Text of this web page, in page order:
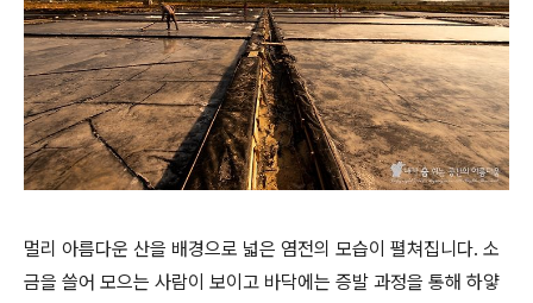
멀리 아름다운 산을 배경으로 넓은 염전의 모습이 펼쳐집니다. 소
금을 쓸어 모으는 사람이 보이고 바닥에는 증발 과정을 통해 하얗